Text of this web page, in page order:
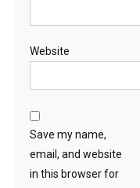
Website
Save my name,
email, and website
in this browser for